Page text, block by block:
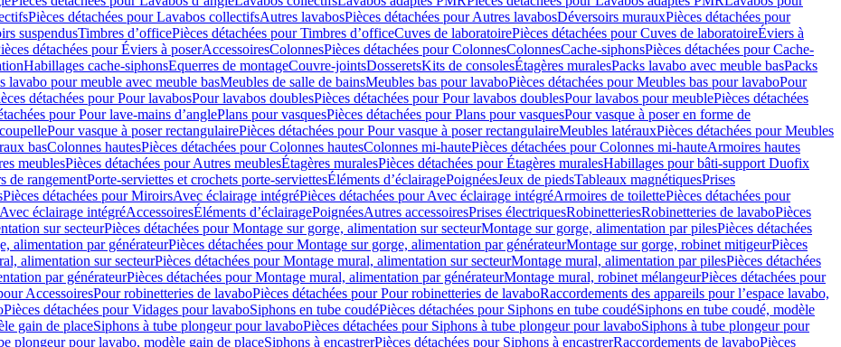
Pièces détachées pour Lavabos collectifsAutres lavabosPièces détachées pour Autres lavabosDéversoirs murauxPièces détachées pour
suspendusTimbres dʼofficePièces détachées pour Timbres dʼofficeCuves de laboratoirePièces détachées pour Cuves de laboratoireÉviers à
détachées pour Éviers à poserAccessoiresColonnesPièces détachées pour ColonnesColonnesCache-siphonsPièces détachées pour Cache-
Habillages cache-siphonsEquerres de montageCouvre-jointsDosseretsKits de consolesÉtagères muralesPacks lavabo avec meuble basPacks
lavabo pour meuble avec meuble basMeubles de salle de bainsMeubles bas pour lavaboPièces détachées pour Meubles bas pour lavaboPour
détachées pour Pour lavabosPour lavabos doublesPièces détachées pour Pour lavabos doublesPour lavabos pour meublePièces détachées
pour Pour lave-mains d’anglePlans pour vasquesPièces détachées pour Plans pour vasquesPour vasque à poser en forme de
Pour vasque à poser rectangulairePièces détachées pour Pour vasque à poser rectangulaireMeubles latérauxPièces détachées pour Meubles
basColonnes hautesPièces détachées pour Colonnes hautesColonnes mi-hautePièces détachées pour Colonnes mi-hauteArmoires hautes
meublesPièces détachées pour Autres meublesÉtagères muralesPièces détachées pour Étagères muralesHabillages pour bâti-support Duofix
de rangementPorte-serviettes et crochets porte-serviettesÉléments d’éclairagePoignéesJeux de piedsTableaux magnétiquesPrises
Pièces détachées pour MiroirsAvec éclairage intégréPièces détachées pour Avec éclairage intégréArmoires de toilettePièces détachées pour
éclairage intégréAccessoiresÉléments d’éclairagePoignéesAutres accessoiresPrises électriquesRobinetteriesRobinetteries de lavaboPièces
sur secteurPièces détachées pour Montage sur gorge, alimentation sur secteurMontage sur gorge, alimentation par pilesPièces détachées
alimentation par générateurPièces détachées pour Montage sur gorge, alimentation par générateurMontage sur gorge, robinet mitigeurPièces
alimentation sur secteurPièces détachées pour Montage mural, alimentation sur secteurMontage mural, alimentation par pilesPièces détachées
par générateurPièces détachées pour Montage mural, alimentation par générateurMontage mural, robinet mélangeurPièces détachées pour
AccessoiresPour robinetteries de lavaboPièces détachées pour Pour robinetteries de lavaboRaccordements des appareils pour l’espace lavabo,
Pièces détachées pour Vidages pour lavaboSiphons en tube coudéPièces détachées pour Siphons en tube coudéSiphons en tube coudé, modèle
gain de placeSiphons à tube plongeur pour lavaboPièces détachées pour Siphons à tube plongeur pour lavaboSiphons à tube plongeur pour
plongeur pour lavabo, modèle gain de placeSiphons à encastrerPièces détachées pour Siphons à encastrerRaccordements de lavaboPièces